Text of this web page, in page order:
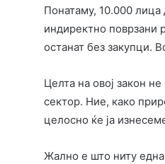
Понатаму, 10.000 лица
индиректно поврзани
останат без закупци.
Целта на овој закон
сектор. Ние, како
целосно ќе ја
Жално е што ниту една